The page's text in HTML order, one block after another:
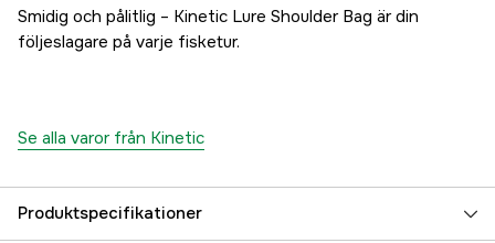
Smidig och pålitlig – Kinetic Lure Shoulder Bag är din
följeslagare på varje fisketur.
Se alla varor från Kinetic
Produktspecifikationer